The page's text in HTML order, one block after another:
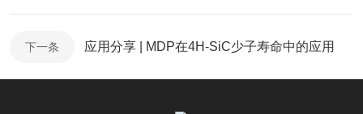
下一条 应用分享 | MDP在4H-SiC少子寿命中的应用